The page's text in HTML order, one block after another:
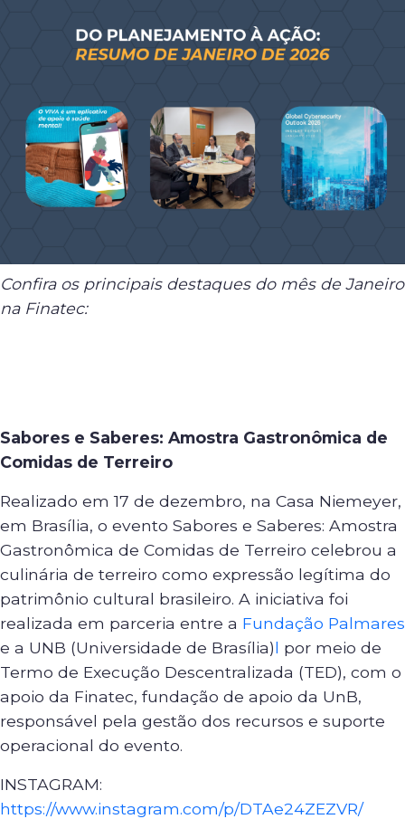
Confira os principais destaques do mês de Janeiro
na Finatec:
Sabores e Saberes: Amostra Gastronômica de
Comidas de Terreiro
Realizado em 17 de dezembro, na Casa Niemeyer,
em Brasília, o evento Sabores e Saberes: Amostra
Gastronômica de Comidas de Terreiro celebrou a
culinária de terreiro como expressão legítima do
patrimônio cultural brasileiro. A iniciativa foi
realizada em parceria entre a Fundação Palmares
e a UNB (Universidade de Brasília)l por meio de
Termo de Execução Descentralizada (TED), com o
apoio da Finatec, fundação de apoio da UnB,
responsável pela gestão dos recursos e suporte
operacional do evento.
INSTAGRAM:
https://www.instagram.com/p/DTAe24ZEZVR/